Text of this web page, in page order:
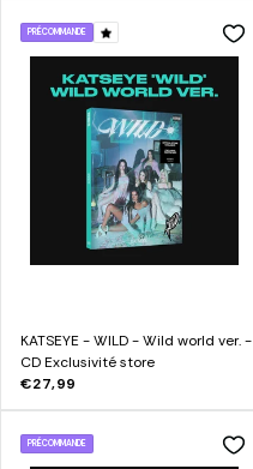
PRÉCOMMANDE
KATSEYE - WILD - Wild world ver. -
CD Exclusivité store
€27,99
PRÉCOMMANDE